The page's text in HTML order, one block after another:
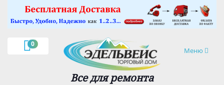
0
Навигация
Меню
Все для ремонта
×